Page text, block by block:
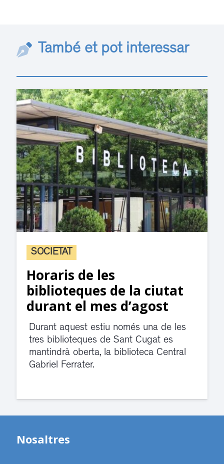
També et pot interessar
SOCIETAT
Horaris de les
biblioteques de la ciutat
durant el mes d’agost
Durant aquest estiu només una de les
tres biblioteques de Sant Cugat es
mantindrà oberta, la biblioteca Central
Gabriel Ferrater.
Nosaltres